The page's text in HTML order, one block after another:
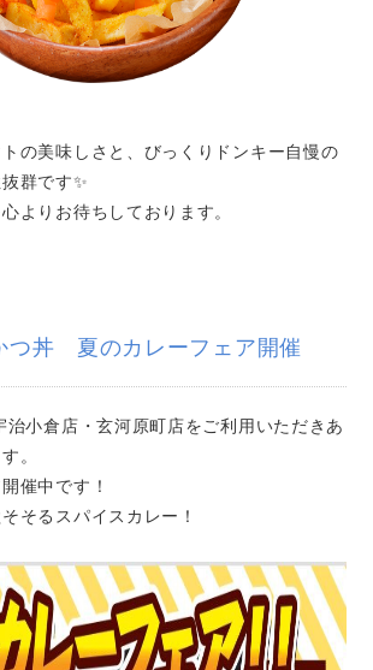
の美味しさと、びっくりドンキー自慢の
群です✨
よりお待ちしております。
つ丼 夏のカレーフェア開催
治小倉店・玄河原町店をご利用いただきあ
。
催中です！
そるスパイスカレー！